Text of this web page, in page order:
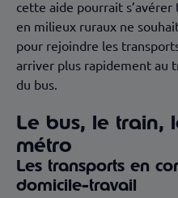
cette aide pourrait
en milieux ruraux ne
pour rejoindre les
arriver plus rapidement au
du bus.
Le bus, le train,
métro
Les transports en
domicile-travail